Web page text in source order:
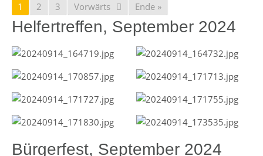
1 2 3 Vorwärts Ende »
Helfertreffen, September 2024
Bürgerfest, September 2024